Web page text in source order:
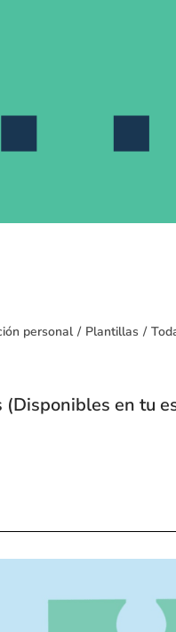
personal / Plantillas /
en tu